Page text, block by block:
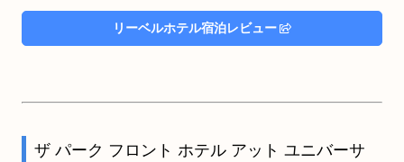
リーベルホテル宿泊レビュー
ザ パーク フロント ホテル アット ユニバーサ